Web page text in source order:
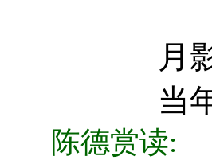
月
当
陈德赏读: